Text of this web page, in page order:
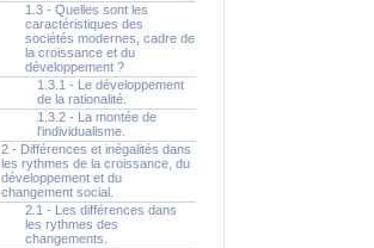
1.3 - Quelles sont les
caractéristiques des
sociétés modernes, cadre de
la croissance et du
développement ?
1.3.1 - Le développement
de la rationalité.
1.3.2 - La montée de
l'individualisme.
2 - Différences et inégalités dans
les rythmes de la croissance, du
développement et du
changement social.
2.1 - Les différences dans
les rythmes des
changements.